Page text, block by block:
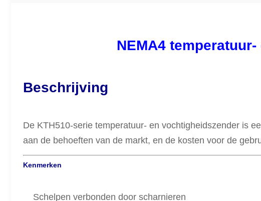
NEMA4
Beschrijving
De KTH510-serie temperatuur- en vochtigheidszender is
aan de behoeften van de markt, en de kosten voor de
Kenmerken
Schelpen verbonden door scharnieren